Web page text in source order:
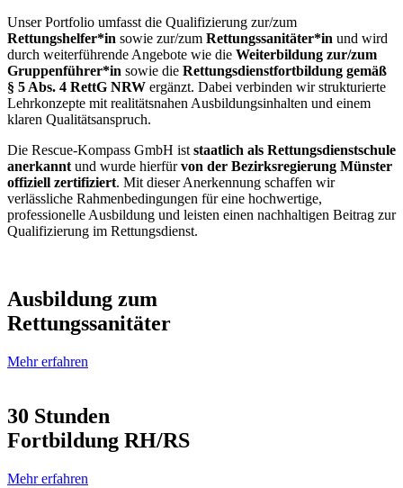
Unser Portfolio umfasst die Qualifizierung zur/zum
Rettungshelfer*in sowie zur/zum Rettungssanitäter*in und wird
durch weiterführende Angebote wie die Weiterbildung zur/zum
Gruppenführer*in sowie die Rettungsdienstfortbildung gemäß
§ 5 Abs. 4 RettG NRW ergänzt. Dabei verbinden wir strukturierte
Lehrkonzepte mit realitätsnahen Ausbildungsinhalten und einem
klaren Qualitätsanspruch.
Die Rescue-Kompass GmbH ist staatlich als Rettungsdienstschule
anerkannt und wurde hierfürvon der Bezirksregierung Münster
offiziell zertifiziert. Mit dieser Anerkennung schaffen wir
verlässliche Rahmenbedingungen für eine hochwertige,
professionelle Ausbildung und leisten einen nachhaltigen Beitrag zur
Qualifizierung im Rettungsdienst.
Ausbildung zum
Rettungs­­sanitäter
Mehr erfahren
30 Stunden
Fortbildung RH/RS
Mehr erfahren